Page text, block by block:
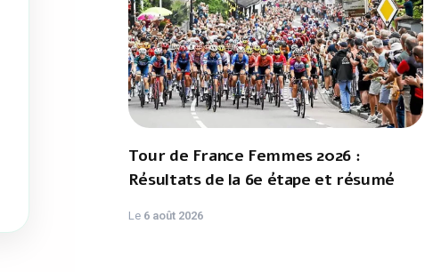
Tour de France Femmes 2026 :
Résultats de la 6e étape et résumé
Le 6 août 2026